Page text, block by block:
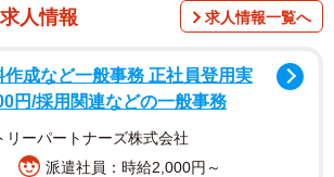
流事業などが、突如として開催見送り
が頻発しており、経済界や文化交流の
及ぼし始めている。一連の中止事態
政治的摩擦に留まらない、より構造的
人情報 求人情報一覧へ
成など一般事務 正社員登用実
円/採用関連などの一般事務
リーパートナーズ株式会社
派遣社員：時給2,000円～